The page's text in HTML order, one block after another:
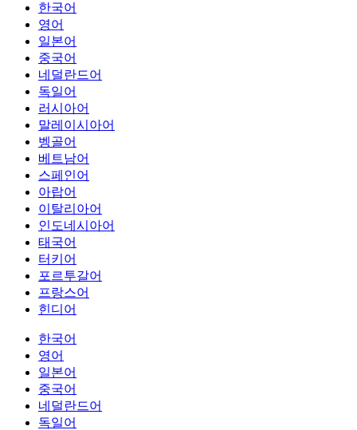
한국어
영어
일본어
중국어
네덜란드어
독일어
러시아어
말레이시아어
벵골어
베트남어
스페인어
아랍어
이탈리아어
인도네시아어
태국어
터키어
포르투갈어
프랑스어
힌디어
한국어
영어
일본어
중국어
네덜란드어
독일어